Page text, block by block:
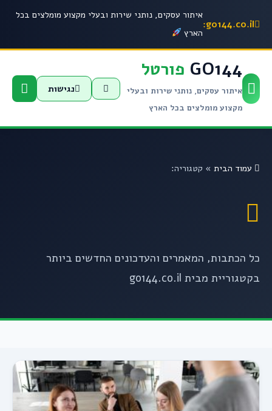
go144.co.il:
איתור עסקים, נותני שירות ובעלי מקצוע מומלצים בכל
הארץ
GO144 פורטל
איתור עסקים, נותני שירות ובעלי
מקצוע מומלצים בכל הארץ
נגישות
עמוד הבית » קטגוריה:
כל הכתבות, המאמרים והעדכונים החדשים ביותר
בקטגוריית מבית go144.co.il